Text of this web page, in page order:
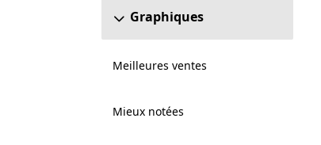
Graphiques
Meilleures ventes
Mieux notées